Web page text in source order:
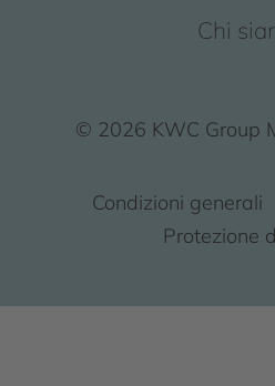
Chi
© 2026 KWC Group
Condizioni generali
Protezione